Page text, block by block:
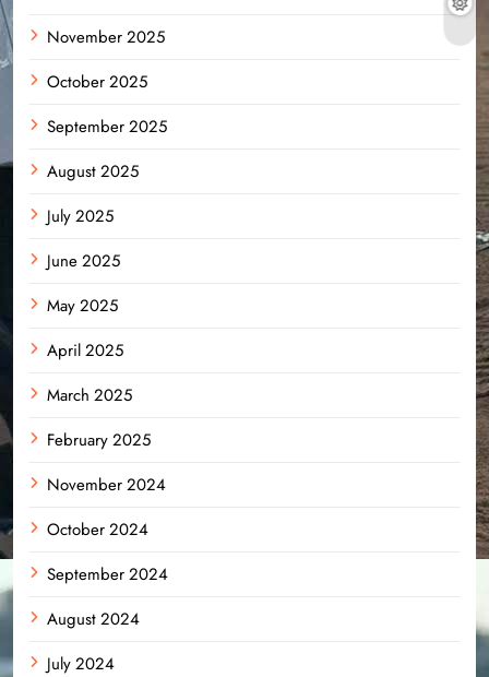
November 2025
October 2025
September 2025
August 2025
July 2025
June 2025
May 2025
April 2025
March 2025
February 2025
November 2024
October 2024
September 2024
August 2024
July 2024